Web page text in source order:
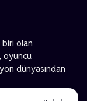
biri olan
oyuncu
dünyasından